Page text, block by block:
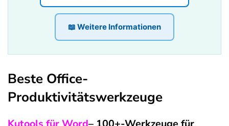
📖 Weitere Informationen
Beste Office-
Produktivitätswerkzeuge